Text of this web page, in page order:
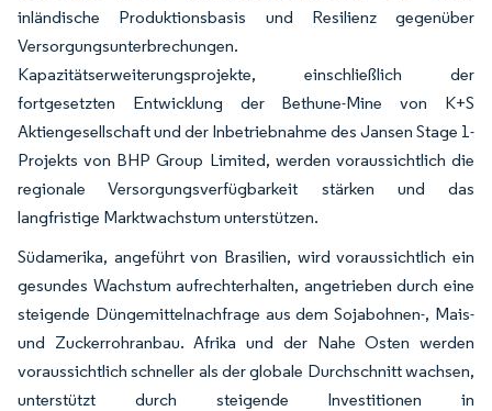
inländische Produktionsbasis und Resilienz gegenüber
Versorgungsunterbrechungen.
Kapazitätserweiterungsprojekte, einschließlich der
fortgesetzten Entwicklung der Bethune-Mine von K+S
Aktiengesellschaft und der Inbetriebnahme des Jansen Stage 1-
Projekts von BHP Group Limited, werden voraussichtlich die
regionale Versorgungsverfügbarkeit stärken und das
langfristige Marktwachstum unterstützen.
Südamerika, angeführt von Brasilien, wird voraussichtlich ein
gesundes Wachstum aufrechterhalten, angetrieben durch eine
steigende Düngemittelnachfrage aus dem Sojabohnen-, Mais-
und Zuckerrohranbau. Afrika und der Nahe Osten werden
voraussichtlich schneller als der globale Durchschnitt wachsen,
unterstützt durch steigende Investitionen in